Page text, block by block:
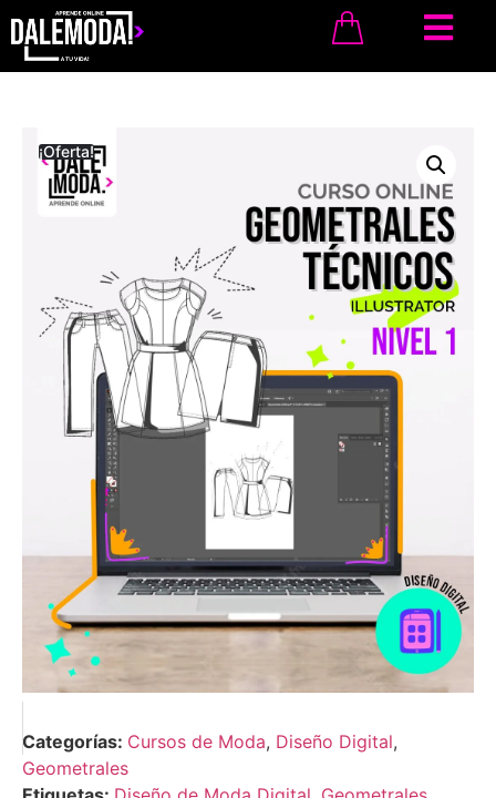
¡Oferta!
Categorías: Cursos de Moda, Diseño Digital,
Geometrales